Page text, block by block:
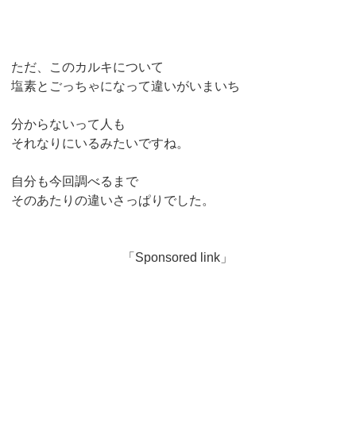
ただ、このカルキについて
塩素とごっちゃになって違いがいまいち
分からないって人も
それなりにいるみたいですね。
自分も今回調べるまで
そのあたりの違いさっぱりでした。
「Sponsored link」